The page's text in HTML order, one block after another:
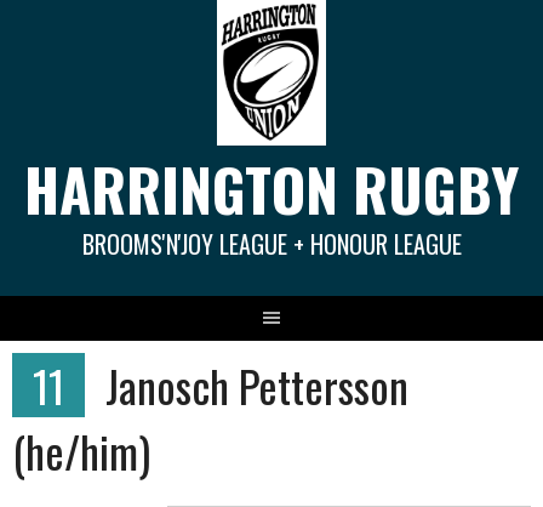
HARRINGTON RUGBY
BROOMS'N'JOY LEAGUE + HONOUR LEAGUE
11
Janosch Pettersson
(he/him)